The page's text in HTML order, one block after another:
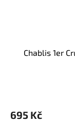
Chablis 1er
695 Kč